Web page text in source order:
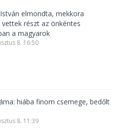
elmondta, mekkora
vettek részt az önkéntes
a magyarok
8. 16:50
hiába finom csemege, bedőlt
8. 11:39